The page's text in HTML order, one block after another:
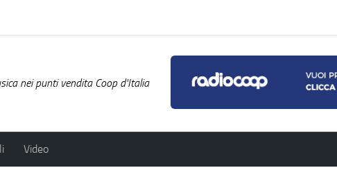
nei punti vendita Coop d'Italia
Video